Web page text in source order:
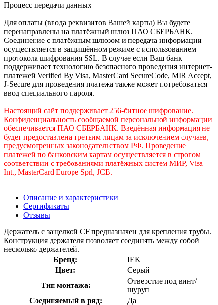
Процесс передачи данных
Для оплаты (ввода реквизитов Вашей карты) Вы будете
перенаправлены на платёжный шлюз ПАО СБЕРБАНК.
Соединение с платёжным шлюзом и передача информации
осуществляется в защищённом режиме с использованием
протокола шифрования SSL. В случае если Ваш банк
поддерживает технологию безопасного проведения интернет-
платежей Verified By Visa, MasterCard SecureCode, MIR Accept,
J-Secure для проведения платежа также может потребоваться
ввод специального пароля.
Настоящий сайт поддерживает 256-битное шифрование.
Конфиденциальность сообщаемой персональной информации
обеспечивается ПАО СБЕРБАНК. Введённая информация не
будет предоставлена третьим лицам за исключением случаев,
предусмотренных законодательством РФ. Проведение
платежей по банковским картам осуществляется в строгом
соответствии с требованиями платёжных систем МИР, Visa
Int., MasterCard Europe Sprl, JCB.
Описание и характеристики
Сертификаты
Отзывы
Держатель с защелкой CF предназначен для крепления трубы.
Конструкция держателя позволяет соединять между собой
несколько держателей.
Бренд:
IEK
Цвет:
Серый
Тип монтажа:
Отверстие под винт/
шуруп
Соединяемый в ряд:
Да